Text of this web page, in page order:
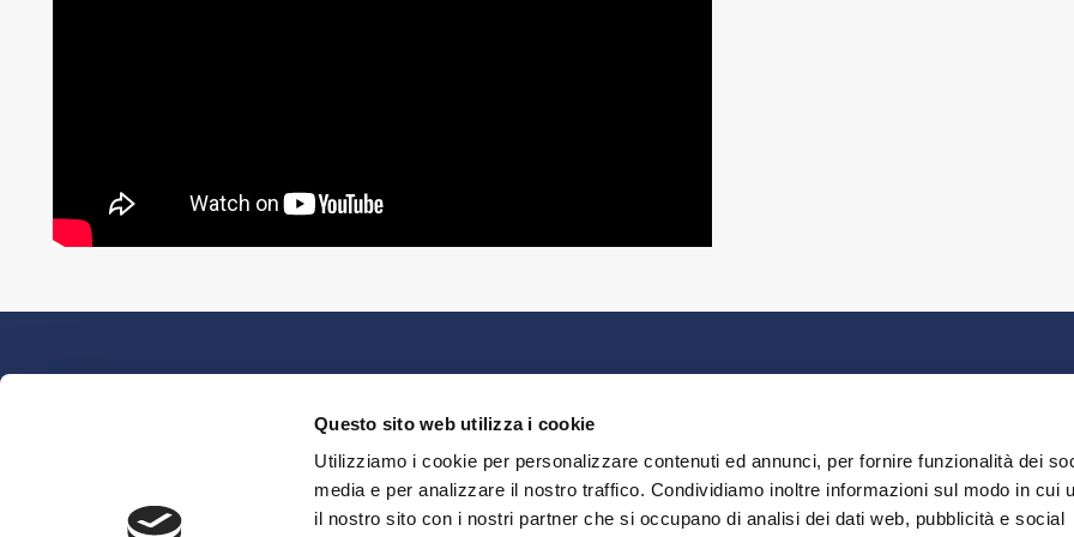
Questo sito web utilizza i cookie
Utilizziamo i cookie per personalizzare contenuti ed annunci, per fornire funzionalità dei
media e per analizzare il nostro traffico. Condividiamo inoltre informazioni sul modo in cui
il nostro sito con i nostri partner che si occupano di analisi dei dati web, pubblicità e social
AIA
SOSTENIBILITÀ
MEDIA
X AIA
RSS FEED
Tel